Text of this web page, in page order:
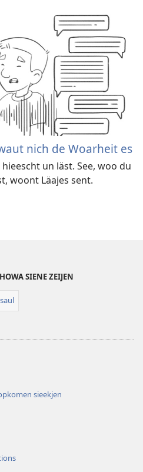
nich de Woarheit es
un läst. See, woo du
woont Läajes sent.
SIENE ZEIJEN
sieekjen